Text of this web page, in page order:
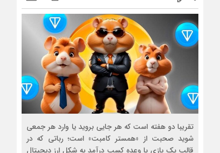
تقریبا دو هفته است که هر جایی بروید یا وارد هر جمعی
شوید صحبت از «همستر کامبت» است؛ رباتی که در
قالب یک بازی با وعده کسب درآمد به شکل ارز دیجیتال